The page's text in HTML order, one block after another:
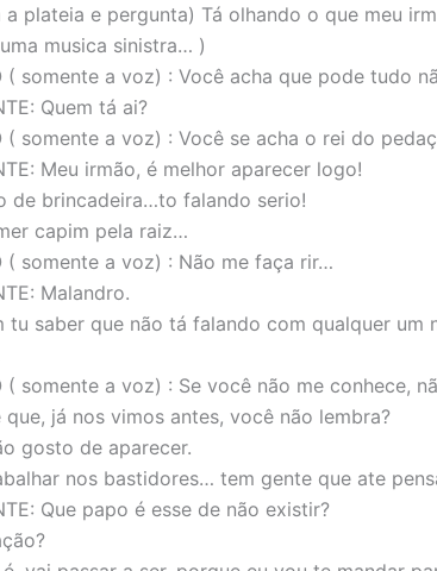
a plateia e pergunta) Tá olhando o que meu
musica sinistra… )
( somente a voz) : Você acha que pode tudo
Quem tá ai?
( somente a voz) : Você se acha o rei do
Meu irmão, é melhor aparecer logo!
de brincadeira…to falando serio!
capim pela raiz…
( somente a voz) : Não me faça rir…
Malandro.
tu saber que não tá falando com qualquer um
( somente a voz) : Se você não me conhece,
que, já nos vimos antes, você não lembra?
gosto de aparecer.
nos bastidores… tem gente que ate
Que papo é esse de não existir?